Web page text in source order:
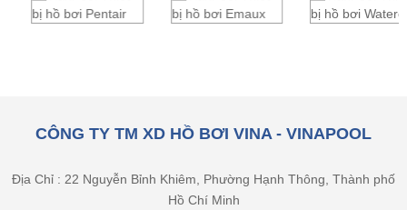
CÔNG TY TM XD HỒ BƠI VINA - VINAPOOL
Địa Chỉ : 22 Nguyễn Bỉnh Khiêm, Phường Hạnh Thông, Thành phố
Hồ Chí Minh